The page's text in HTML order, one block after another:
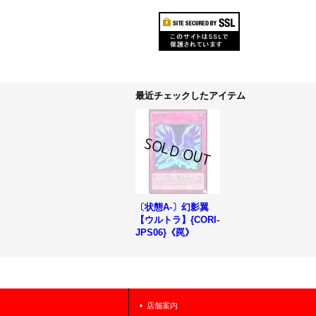
最近チェックしたアイテム
〔状態A-〕幻影翼
【ウルトラ】{CORI-
JPS06}《罠》
店舗案内